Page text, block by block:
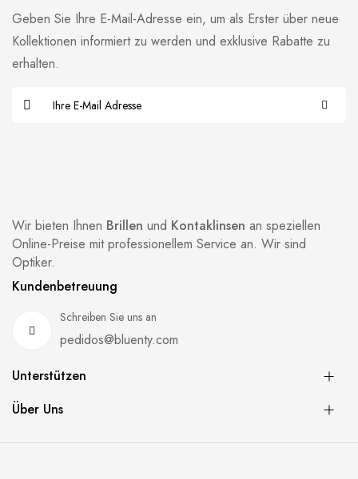
Wir bieten Ihnen Brillen und Kontaklinsen an speziellen
Online-Preise mit professionellem Service an. Wir sind
Optiker.
Kundenbetreuung
Schreiben Sie uns an
pedidos@bluenty.com
Unterstützen
Über Uns
Geben Sie Ihre E-Mail-Adresse ein, um als Erster über neue
Kollektionen informiert zu werden und exklusive Rabatte zu
erhalten.